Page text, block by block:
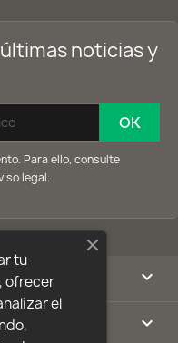
noticias y
Para ello, consulte
legal.


tu
ofrecer
el